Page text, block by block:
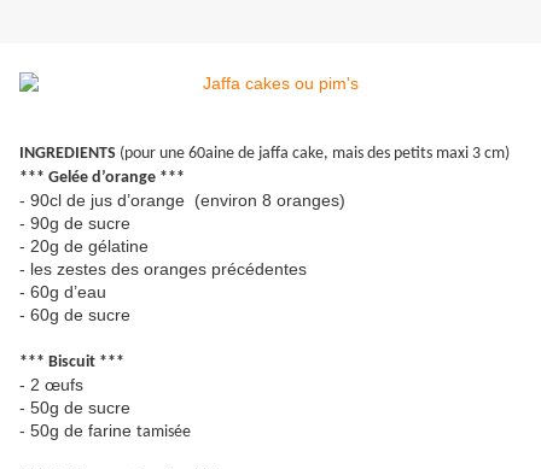
INGREDIENTS (pour une 60aine de jaffa cake, mais des petits maxi 3 cm)
*** Gelée d’orange ***
- 90cl de jus d’orange (environ 8 oranges)
- 90g de sucre
- 20g de gélatine
- les zestes des oranges précédentes
- 60g d’eau
- 60g de sucre
*** Biscuit ***
- 2 œufs
- 50g de sucre
- 50g de farine tamisée